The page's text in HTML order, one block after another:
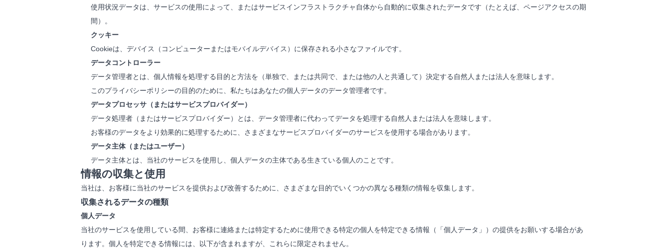
使用状況データは、サービスの使用によって、またはサービスインフラストラクチャ自体から自動的に収集されたデータです（たとえば、ページアクセスの期
間）。
クッキー
Cookieは、デバイス（コンピューターまたはモバイルデバイス）に保存される小さなファイルです。
データコントローラー
データ管理者とは、個人情報を処理する目的と方法を（単独で、または共同で、または他の人と共通して）決定する自然人または法人を意味します。
このプライバシーポリシーの目的のために、私たちはあなたの個人データのデータ管理者です。
データプロセッサ（またはサービスプロバイダー）
データ処理者（またはサービスプロバイダー）とは、データ管理者に代わってデータを処理する自然人または法人を意味します。
お客様のデータをより効果的に処理するために、さまざまなサービスプロバイダーのサービスを使用する場合があります。
データ主体（またはユーザー）
データ主体とは、当社のサービスを使用し、個人データの主体である生きている個人のことです。
情報の収集と使用
当社は、お客様に当社のサービスを提供および改善するために、さまざまな目的でいくつかの異なる種類の情報を収集します。
収集されるデータの種類
個人データ
当社のサービスを使用している間、お客様に連絡または特定するために使用できる特定の個人を特定できる情報（「個人データ」）の提供をお願いする場合があ
ります。個人を特定できる情報には、以下が含まれますが、これらに限定されません。